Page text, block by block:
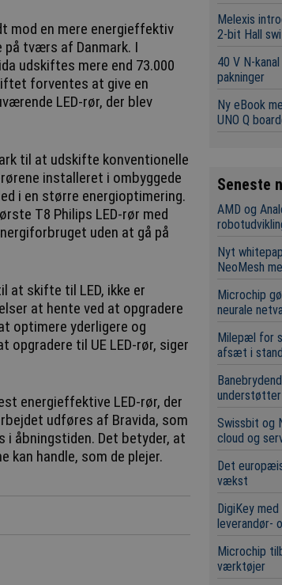
mod en mere energieffektiv
tværs af Danmark. I
udskiftes mere end 73.000
forventes at give en
LED-rør, der blev
til at udskifte konventionelle
installeret i ombyggede
i en større energioptimering.
T8 Philips LED-rør med
uden at gå på
at skifte til LED, ikke er
at hente ved at opgradere
optimere yderligere og
opgradere til UE LED-rør, siger
energieffektive LED-rør, der
udføres af Bravida, som
i åbningstiden. Det betyder, at
kan handle, som de plejer.
Melexis
2-bit Hall
40 V N-
pakninger
Ny eBook
UNO Q
Seneste
AMD og
Nyt
NeoMesh
Microchip
neurale
Milepæl for
afsæt i
understøtter
Swissbit og
cloud og
Det
vækst
DigiKey
leverandør-
Microchip
værktøjer